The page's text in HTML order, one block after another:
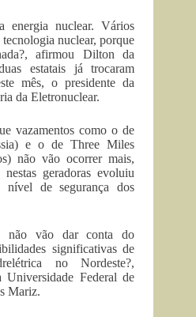
energia nuclear. Vários
nuclear, porque
afirmou Dilton da
estatais já trocaram
mês, o presidente da
da Eletronuclear.
vazamentos como o de
e o de Three Miles
não vão ocorrer mais,
geradoras evoluiu
de segurança dos
não vão dar conta do
significativas de
no Nordeste?,
Universidade Federal de
Mariz.